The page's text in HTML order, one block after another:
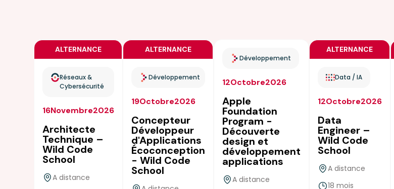
ALTERNANCE
Réseaux &
Cybersécurité
16Novembre2026
Architecte
Technique –
Wild Code
School
A distance
ALTERNANCE
Développement
19Octobre2026
Concepteur
Développeur
d'Applications
Écoconception
- Wild Code
School
Développement
12Octobre2026
Apple
Foundation
Program -
Découverte
design et
développement
applications
A distance
ALTERNANCE
Data / IA
12Octobre2026
Data
Engineer –
Wild Code
School
A distance
18 mois